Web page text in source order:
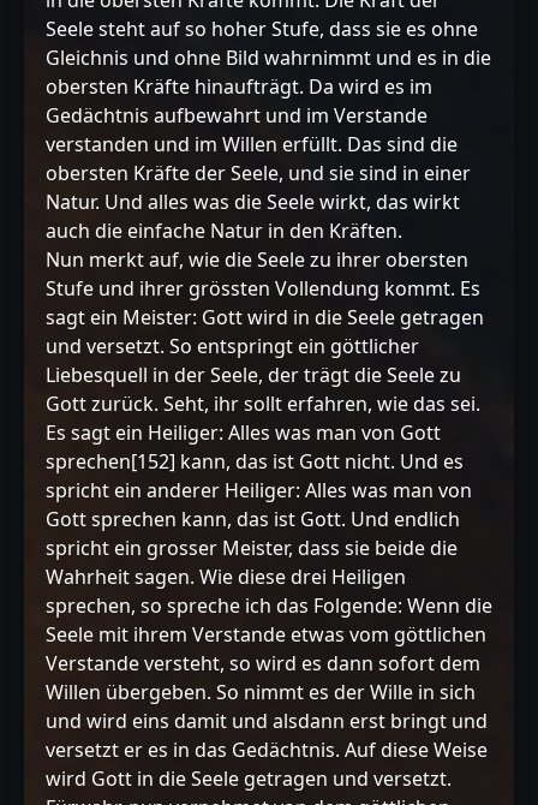
Seele steht auf so hoher Stufe, dass sie es ohne
Gleichnis und ohne Bild wahrnimmt und es in die
obersten Kräfte hinaufträgt. Da wird es im
Gedächtnis aufbewahrt und im Verstande
verstanden und im Willen erfüllt. Das sind die
obersten Kräfte der Seele, und sie sind in einer
Natur. Und alles was die Seele wirkt, das wirkt
auch die einfache Natur in den Kräften.
Nun merkt auf, wie die Seele zu ihrer obersten
Stufe und ihrer grössten Vollendung kommt. Es
sagt ein Meister: Gott wird in die Seele getragen
und versetzt. So entspringt ein göttlicher
Liebesquell in der Seele, der trägt die Seele zu
Gott zurück. Seht, ihr sollt erfahren, wie das sei.
Es sagt ein Heiliger: Alles was man von Gott
sprechen[152] kann, das ist Gott nicht. Und es
spricht ein anderer Heiliger: Alles was man von
Gott sprechen kann, das ist Gott. Und endlich
spricht ein grosser Meister, dass sie beide die
Wahrheit sagen. Wie diese drei Heiligen
sprechen, so spreche ich das Folgende: Wenn die
Seele mit ihrem Verstande etwas vom göttlichen
Verstande versteht, so wird es dann sofort dem
Willen übergeben. So nimmt es der Wille in sich
und wird eins damit und alsdann erst bringt und
versetzt er es in das Gedächtnis. Auf diese Weise
wird Gott in die Seele getragen und versetzt.